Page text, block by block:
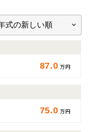
87.0 万円
75.0 万円